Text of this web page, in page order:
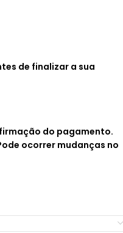
de finalizar a sua
do pagamento.
ocorrer mudanças no